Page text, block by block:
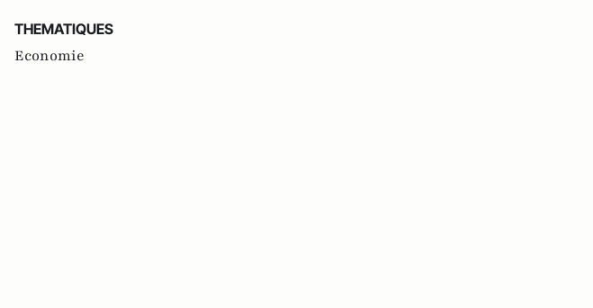
THEMATIQUES
Economie